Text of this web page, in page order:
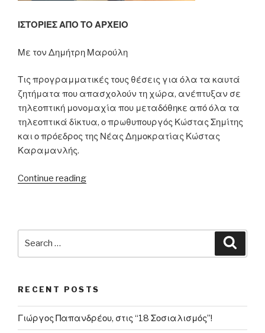
ΙΣΤΟΡΙΕΣ ΑΠΟ ΤΟ ΑΡΧΕΙΟ
Με τον Δημήτρη Μαρούλη
Τις προγραμματικές τους θέσεις για όλα τα καυτά
ζητήματα που απασχολούν τη χώρα, ανέπτυξαν σε
τηλεοπτική μονομαχία που μεταδόθηκε από όλα τα
τηλεοπτικά δίκτυα, ο πρωθυπουργός Κώστας Σημίτης
και ο πρόεδρος της Νέας Δημοκρατίας Κώστας
Καραμανλής.
Continue reading“30.03.2000
RECENT POSTS
Γιώργος Παπανδρέου, στις “18 Σοσιαλισμός”!